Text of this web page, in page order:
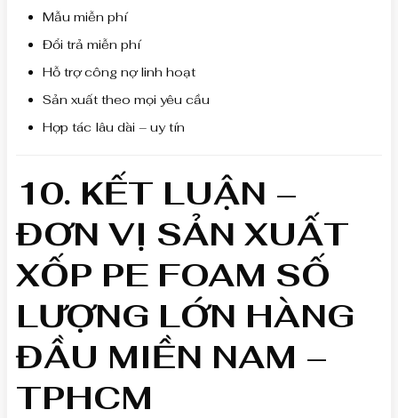
Mẫu miễn phí
Đổi trả miễn phí
Hỗ trợ công nợ linh hoạt
Sản xuất theo mọi yêu cầu
Hợp tác lâu dài – uy tín
10. KẾT LUẬN –
ĐƠN VỊ SẢN XUẤT
XỐP PE FOAM SỐ
LƯỢNG LỚN HÀNG
ĐẦU MIỀN NAM –
TPHCM